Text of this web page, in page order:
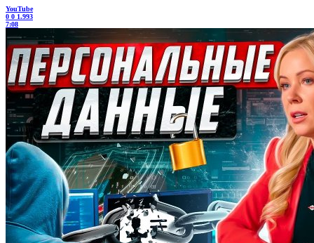
YouTube
0 0 1.993
7:08